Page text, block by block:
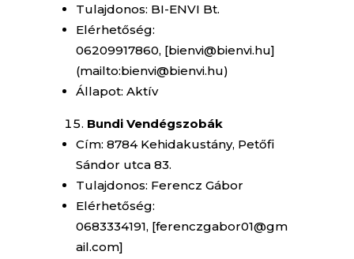
Tulajdonos: BI-ENVI Bt.
Elérhetőség:
06209917860, [bienvi@bienvi.hu]
(mailto:bienvi@bienvi.hu)
Állapot: Aktív
Bundi Vendégszobák
Cím: 8784 Kehidakustány, Petőfi
Sándor utca 83.
Tulajdonos: Ferencz Gábor
Elérhetőség:
0683334191, [ferenczgabor01@gm
ail.com]